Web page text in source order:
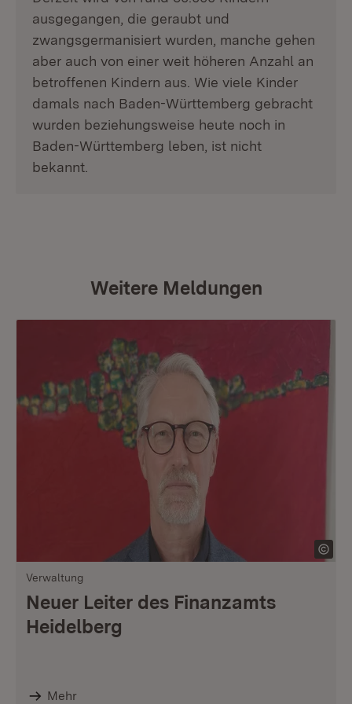
ausgegangen, die geraubt und
zwangsgermanisiert wurden, manche gehen
aber auch von einer weit höheren Anzahl an
betroffenen Kindern aus. Wie viele Kinder
damals nach Baden-Württemberg gebracht
wurden beziehungsweise heute noch in
Baden-Württemberg leben, ist nicht
bekannt.
Weitere Meldungen
Verwaltung
Neuer Leiter des Finanzamts
Heidelberg
Mehr